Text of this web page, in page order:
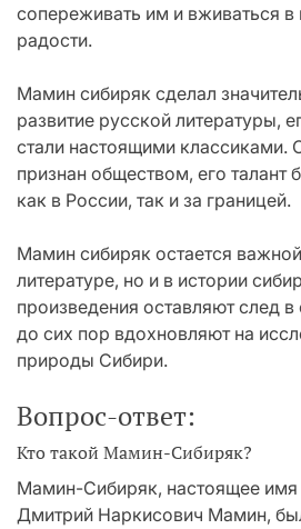
сопереживать им и вживаться
радости.
Мамин сибиряк сделал
развитие русской литературы,
стали настоящими классиками.
признан обществом, его талант
как в России, так и за границей.
Мамин сибиряк остается
литературе, но и в истории
произведения оставляют след в
до сих пор вдохновляют на
природы Сибири.
Вопрос-ответ:
Кто такой Мамин-Сибиряк?
Мамин-Сибиряк, настоящее
Дмитрий Наркисович Мамин,